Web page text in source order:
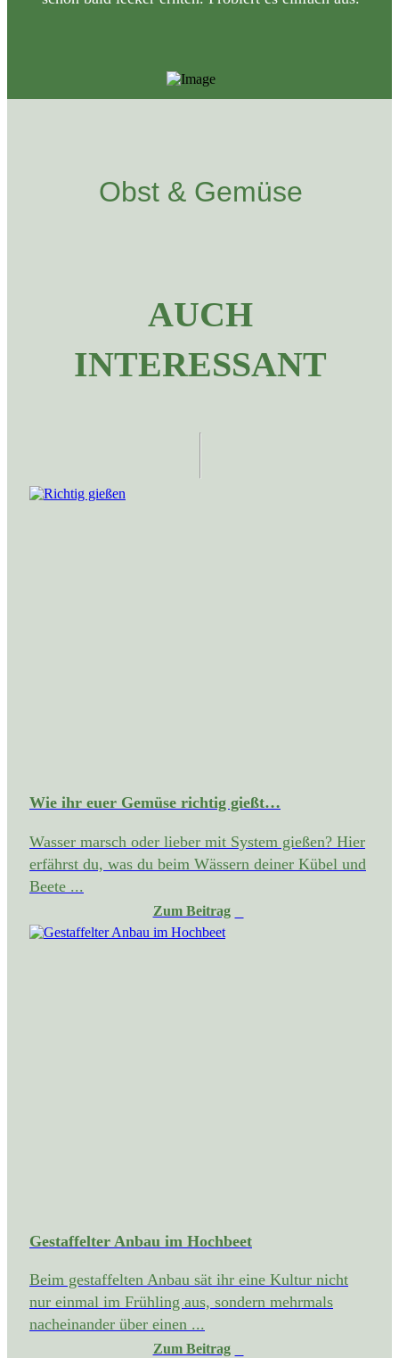
Obst & Gemüse
AUCH
INTERESSANT
Wie ihr euer Gemüse richtig gießt…
Wasser marsch oder lieber mit System gießen? Hier
erfährst du, was du beim Wässern deiner Kübel und
Beete ...
Zum Beitrag
Gestaffelter Anbau im Hochbeet
Beim gestaffelten Anbau sät ihr eine Kultur nicht
nur einmal im Frühling aus, sondern mehrmals
nacheinander über einen ...
Zum Beitrag